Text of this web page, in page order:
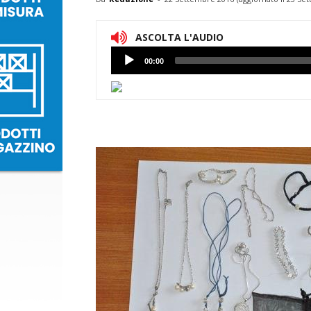
ASCOLTA L'AUDIO
Lettore
Audio
00:00